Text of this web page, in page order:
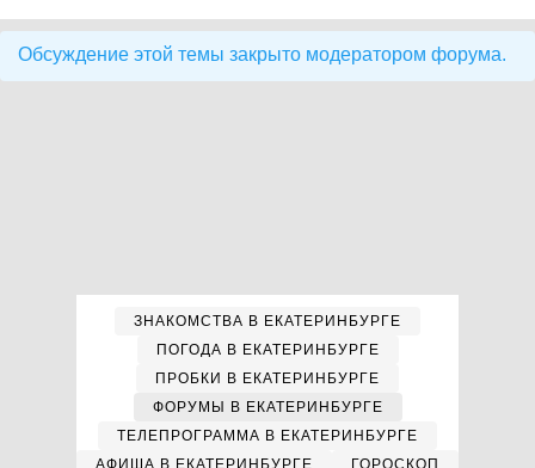
Обсуждение этой темы закрыто модератором форума.
ЗНАКОМСТВА В ЕКАТЕРИНБУРГЕ
ПОГОДА В ЕКАТЕРИНБУРГЕ
ПРОБКИ В ЕКАТЕРИНБУРГЕ
ФОРУМЫ В ЕКАТЕРИНБУРГЕ
ТЕЛЕПРОГРАММА В ЕКАТЕРИНБУРГЕ
АФИША В ЕКАТЕРИНБУРГЕ
ГОРОСКОП